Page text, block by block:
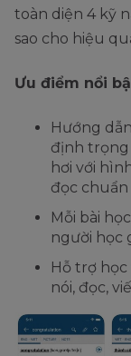
toàn diện 4 kỹ
sao cho hiệu
Ưu điểm nổi
Hướng
định trọng
hơi với
đọc
Mỗi bài
người học
Hỗ trợ
nói, đọc,